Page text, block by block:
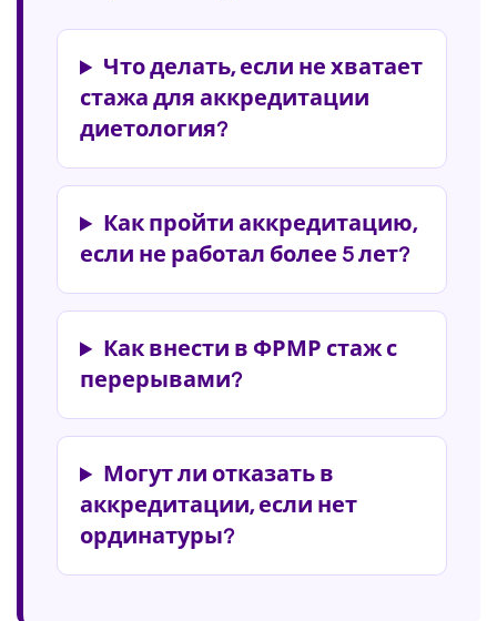
Что делать, если не хватает
стажа для аккредитации
диетология?
Как пройти аккредитацию,
если не работал более 5 лет?
Как внести в ФРМР стаж с
перерывами?
Могут ли отказать в
аккредитации, если нет
ординатуры?